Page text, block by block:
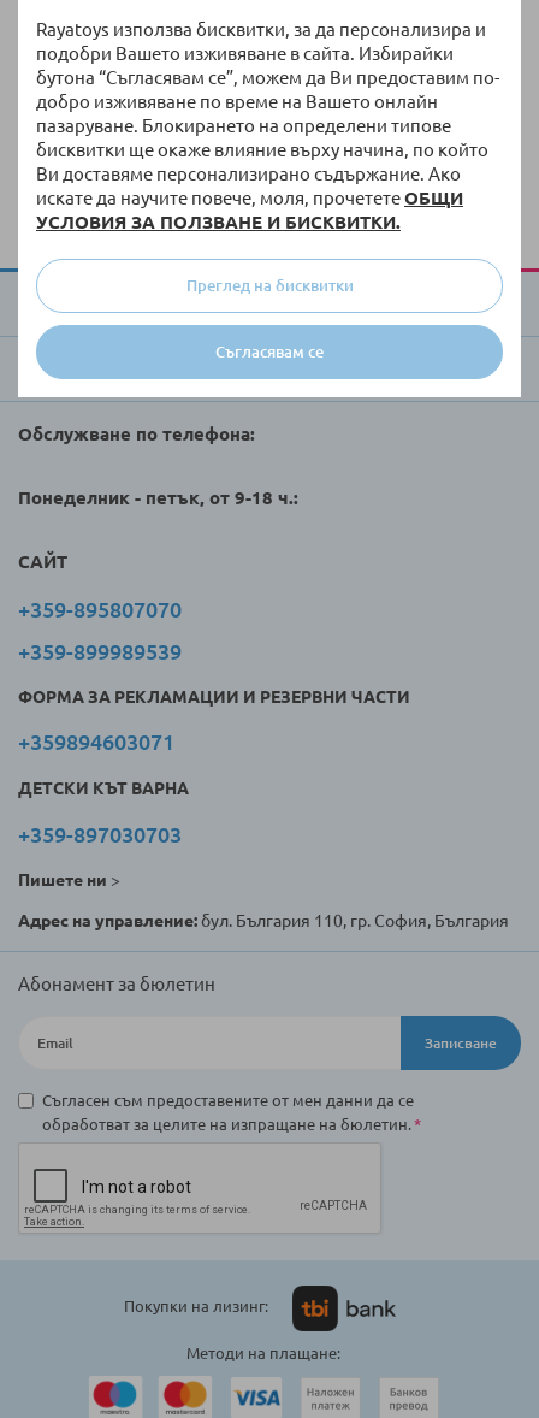
Rayatoys използва бисквитки, за да персонализира и
подобри Вашето изживяване в сайта. Избирайки
бутона “Съгласявам се”, можем да Ви предоставим по-
добро изживяване по време на Вашето онлайн
пазаруване. Блокирането на определени типове
бисквитки ще окаже влияние върху начина, по който
Ви доставяме персонализирано съдържание. Ако
искате да научите повече, моля, прочететеОБЩИ
УСЛОВИЯ ЗА ПОЛЗВАНЕ И БИСКВИТКИ.
Съгласявам се
Преглед на бисквитки
100 000 + артикула
Разнообразие от оригинални продукти винаги
на склад
Бърза доставка
Доставка до 3 работни дни на налична стока
За Raya Toys
Търговци и клиенти
Обслужване по телефона:
Понеделник - петък, от 9-18 ч.:
САЙТ
+359-895807070
+359-899989539
ФОРМА ЗА РЕКЛАМАЦИИ И РЕЗЕРВНИ ЧАСТИ
+359894603071
ДЕТСКИ КЪТ ВАРНА
+359-897030703
Пишете ни >
Адрес на управление:бул. България 110, гр. София, България
Абонамент за бюлетин
Записване
Съгласен съм предоставените от мен данни да се
обработват за целите на изпращане на бюлетин.
Покупки на лизинг:
Методи на плащане: